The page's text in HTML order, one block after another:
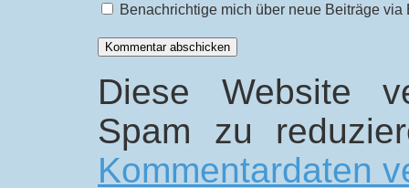
Benachrichtige mich über neue Beiträge via
Diese Website
Spam zu
Kommentardaten